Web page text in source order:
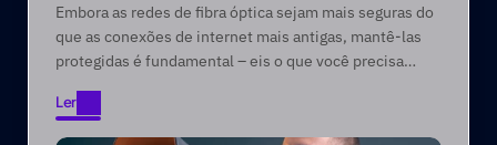
Óptica contra Ameaças Modernas
Embora as redes de fibra óptica sejam mais seguras do
que as conexões de internet mais antigas, mantê-las
protegidas é fundamental – eis o que você precisa
Ler
Ler